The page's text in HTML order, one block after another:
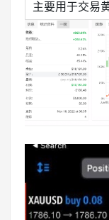
主要用于交易